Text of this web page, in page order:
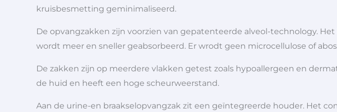
kruisbesmetting geminimaliseerd.
De opvangzakken zijn voorzien van gepatenteerde alveol-technology.
wordt meer en sneller geabsorbeerd. Er wrodt geen microcellulose of
De zakken zijn op meerdere vlakken getest zoals hypoallergeen en
de huid en heeft een hoge scheurweerstand.
Aan de urine-en braakselopvangzak zit een geïntegreerde houder. Het